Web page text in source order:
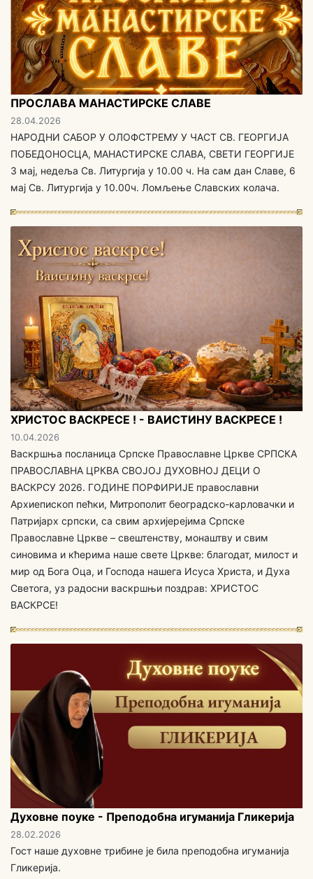
ПРОСЛАВА МАНАСТИРСКЕ СЛАВЕ
28.04.2026
НАРОДНИ САБОР У ОЛОФСТРЕМУ У ЧАСТ СВ. ГЕОРГИЈА
ПОБЕДОНОСЦА, МАНАСТИРСКЕ СЛАВА, СВЕТИ ГЕОРГИЈЕ
3 мај, недеља Св. Литургија у 10.00 ч. На сам дан Славе, 6
мај Св. Литургија у 10.00ч. Ломљење Славских колача.
ХРИСТОС ВАСКРЕСЕ ! - ВАИСТИНУ ВАСКРЕСЕ !
10.04.2026
Васкршња посланица Српске Православне Цркве СРПСКА
ПРАВОСЛАВНА ЦРКВА СВОЈОЈ ДУХОВНОЈ ДЕЦИ O
ВАСКРСУ 2026. ГОДИНЕ ПОРФИРИЈЕ православни
Архиепископ пећки, Митрополит београдско-карловачки и
Патријарх српски, са свим aрхијерејима Српске
Православне Цркве – свештенству, монаштву и свим
синовима и кћерима наше свете Цркве: благодат, милост и
мир од Бога Оца, и Господа нашега Исуса Христа, и Духа
Светога, уз радосни васкршњи поздрав: ХРИСТОС
ВАСКРСЕ!
Духовне поуке - Преподобна игуманија Гликерија
28.02.2026
Гост наше духовне трибине је била преподобна игуманија
Гликерија.